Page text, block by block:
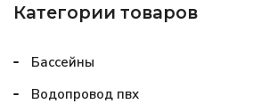
Категории товаров
Бассейны
Водопровод пвх